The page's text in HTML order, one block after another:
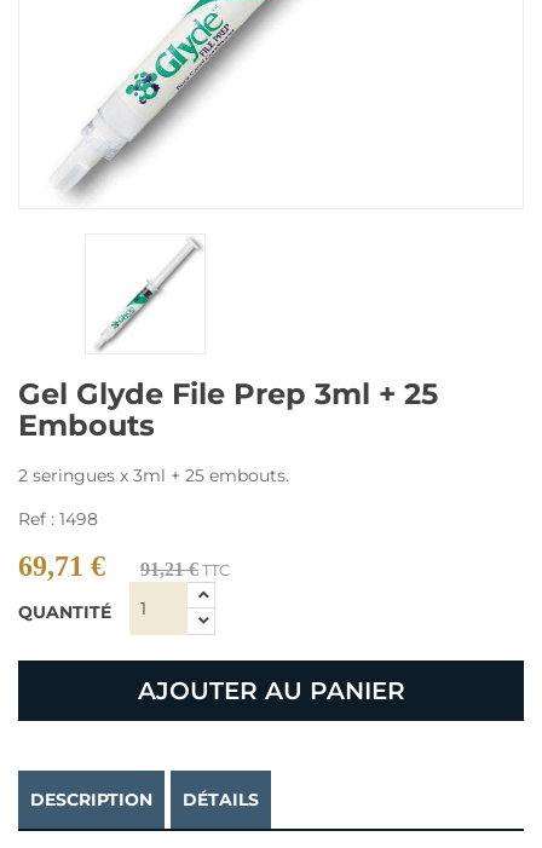
Gel Glyde File Prep 3ml + 25
Embouts
2 seringues x 3ml + 25 embouts.
Ref : 1498
69,71 € 91,21 €TTC
QUANTITÉ
AJOUTER AU PANIER
DESCRIPTION DÉTAILS